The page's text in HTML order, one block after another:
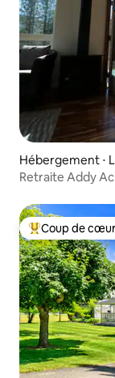
Hébergement ⋅
Retraite Addy
Coups de cœur
Coup de